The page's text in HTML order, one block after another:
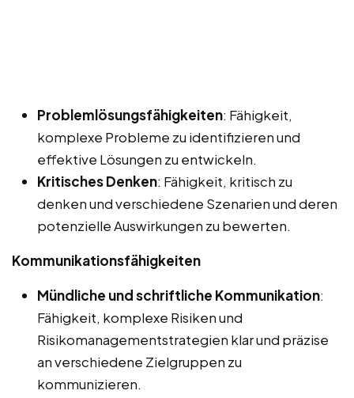
Problemlösungsfähigkeiten: Fähigkeit,
komplexe Probleme zu identifizieren und
effektive Lösungen zu entwickeln.
Kritisches Denken: Fähigkeit, kritisch zu
denken und verschiedene Szenarien und deren
potenzielle Auswirkungen zu bewerten.
Kommunikationsfähigkeiten
Mündliche und schriftliche Kommunikation:
Fähigkeit, komplexe Risiken und
Risikomanagementstrategien klar und präzise
an verschiedene Zielgruppen zu
kommunizieren.